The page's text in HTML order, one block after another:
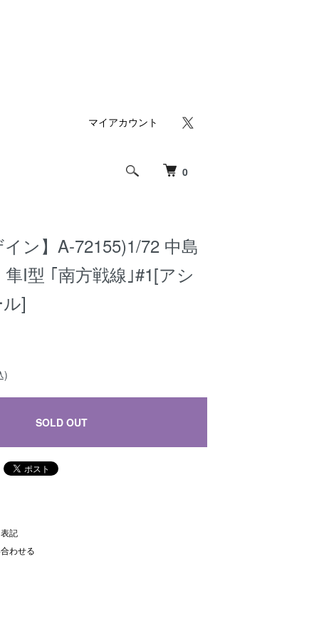
0
マイアカウント
ン】A-72155)1/72 中島
I型 ｢南方戦線｣#1[アシ
]
)
SOLD OUT
記
わせる